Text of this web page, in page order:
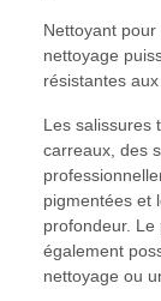
Nettoyant
nettoyage
résistantes
Les salissures
carreaux, des
pigmentées et
profondeur.
également
nettoyage ou